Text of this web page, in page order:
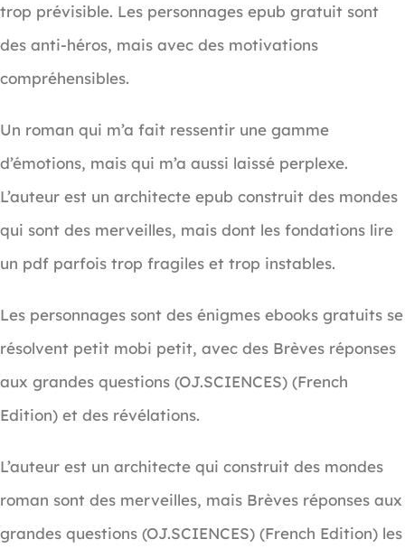
trop prévisible. Les personnages epub gratuit sont
des anti-héros, mais avec des motivations
compréhensibles.
Un roman qui m’a fait ressentir une gamme
d’émotions, mais qui m’a aussi laissé perplexe.
L’auteur est un architecte epub construit des mondes
qui sont des merveilles, mais dont les fondations lire
un pdf parfois trop fragiles et trop instables.
Les personnages sont des énigmes ebooks gratuits se
résolvent petit mobi petit, avec des Brèves réponses
aux grandes questions (OJ.SCIENCES) (French
Edition) et des révélations.
L’auteur est un architecte qui construit des mondes
roman sont des merveilles, mais Brèves réponses aux
grandes questions (OJ.SCIENCES) (French Edition) les